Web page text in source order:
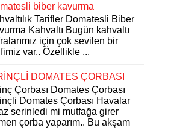
biber kavurma
Tarifler Domatesli Biber
Kahvaltı Bugün kahvaltı
için çok sevilen bir
var.. Özellikle ...
DOMATES ÇORBASI
Çorbası Domates Çorbası
Domates Çorbası Havalar
serinledi mi mutfağa girer
çorba yaparım.. Bu akşam